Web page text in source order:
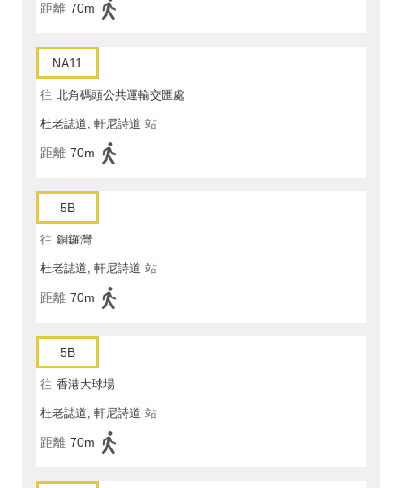
距離 70m
NA11
往 北角碼頭公共運輸交匯處
杜老誌道, 軒尼詩道 站
距離 70m
5B
往 銅鑼灣
杜老誌道, 軒尼詩道 站
距離 70m
5B
往 香港大球場
杜老誌道, 軒尼詩道 站
距離 70m